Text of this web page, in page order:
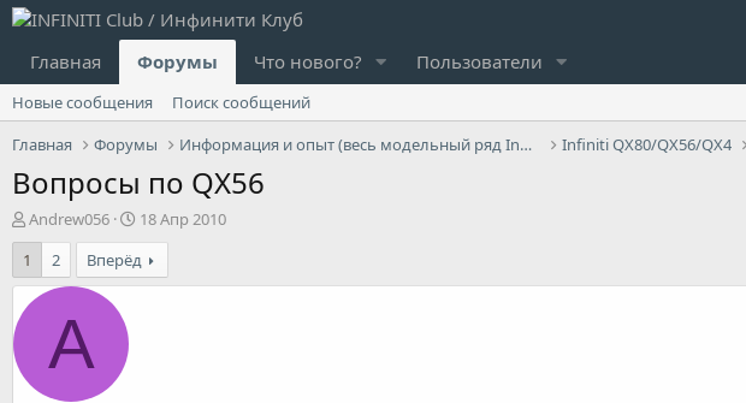
Главная Форумы Что нового? Пользователи
Новые сообщения
Поиск сообщений
Главная
Форумы Информация и опыт (весь модельный ряд Infiniti) Infiniti QX80/QX56/QX4
Вопросы по QX56
А
в
т
о
р
ы
Andrew056
Д
а
т
а
18 Апр 2010
1
2 Вперёд
A